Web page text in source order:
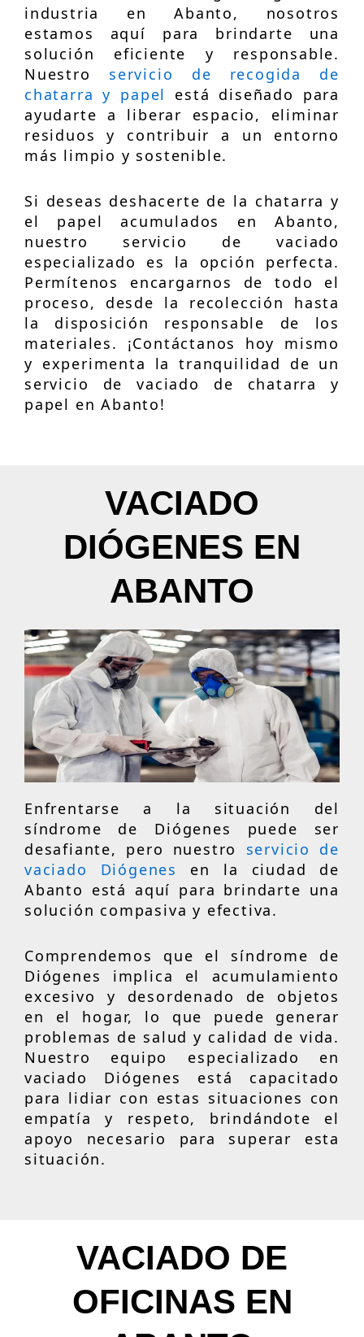
industria en Abanto, nosotros
estamos aquí para brindarte una
solución eficiente y responsable.
Nuestro servicio de recogida de
chatarra y papel
está diseñado para
ayudarte a liberar espacio, eliminar
residuos y contribuir a un entorno
más limpio y sostenible.
Si deseas deshacerte de la chatarra y
el papel acumulados en Abanto,
nuestro servicio de vaciado
especializado es la opción perfecta.
Permítenos encargarnos de todo el
proceso, desde la recolección hasta
la disposición responsable de los
materiales. ¡Contáctanos hoy mismo
y experimenta la tranquilidad de un
servicio de vaciado de chatarra y
papel en Abanto!
VACIADO
DIÓGENES EN
ABANTO
Enfrentarse a la situación del
síndrome de Diógenes puede ser
desafiante, pero nuestro servicio de
vaciado Diógenes
en la ciudad de
Abanto está aquí para brindarte una
solución compasiva y efectiva.
Comprendemos que el síndrome de
Diógenes implica el acumulamiento
excesivo y desordenado de objetos
en el hogar, lo que puede generar
problemas de salud y calidad de vida.
Nuestro equipo especializado en
vaciado Diógenes está capacitado
para lidiar con estas situaciones con
empatía y respeto, brindándote el
apoyo necesario para superar esta
situación.
VACIADO DE
OFICINAS EN